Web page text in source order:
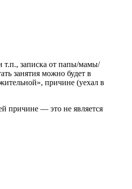
т.п., записка от папы/мамы/
занятия можно будет в
причине (уехал в
причине — это не является